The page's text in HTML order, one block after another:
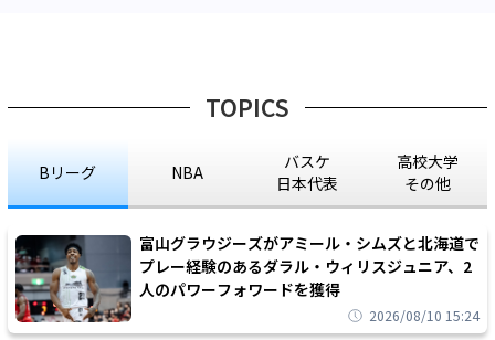
TOPICS
Bリーグ NBA
バスケ
日本代表
高校大学
その他
富山グラウジーズがアミール・シムズと北海道で
プレー経験のあるダラル・ウィリスジュニア、2
人のパワーフォワードを獲得
2026/08/10 15:24